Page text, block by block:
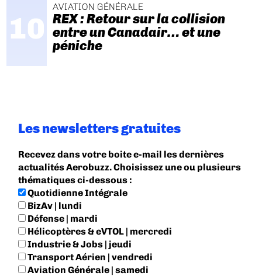
AVIATION GÉNÉRALE
REX : Retour sur la collision
entre un Canadair… et une
péniche
Les newsletters gratuites
Recevez dans votre boite e-mail les dernières
actualités Aerobuzz. Choisissez une ou plusieurs
thématiques ci-dessous :
Quotidienne Intégrale
BizAv | lundi
Défense | mardi
Hélicoptères & eVTOL | mercredi
Industrie & Jobs | jeudi
Transport Aérien | vendredi
Aviation Générale | samedi